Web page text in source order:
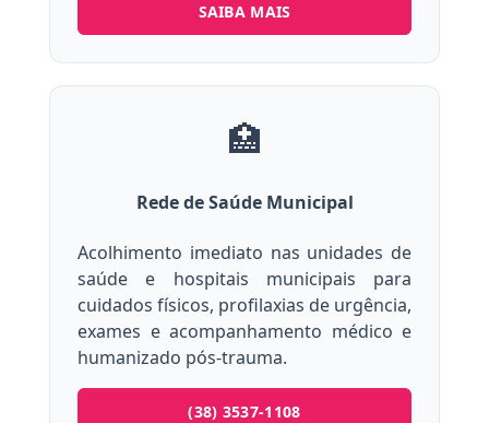
SAIBA MAIS
🏥
Rede de Saúde Municipal
Acolhimento imediato nas unidades de
saúde e hospitais municipais para
cuidados físicos, profilaxias de urgência,
exames e acompanhamento médico e
humanizado pós-trauma.
(38) 3537-1108